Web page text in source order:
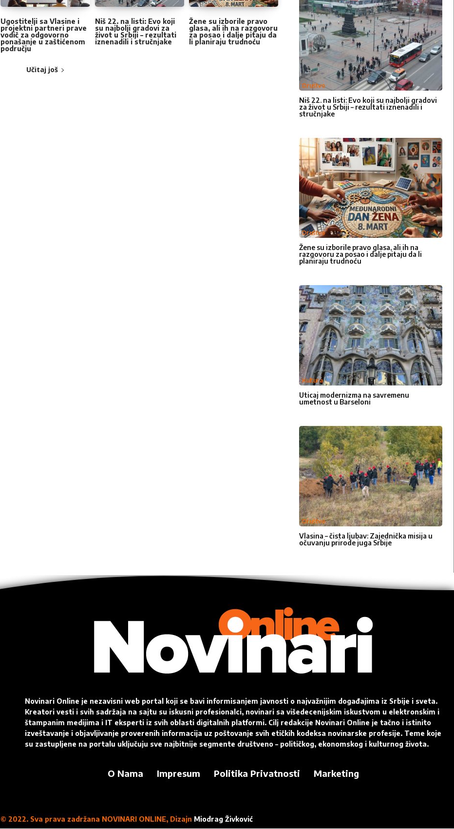
Ugostitelji sa Vlasine i
projektni partneri prave
vodič za odgovorno
ponašanje u zaštićenom
području
Niš 22. na listi: Evo koji
su najbolji gradovi za
život u Srbiji – rezultati
iznenadili i stručnjake
Žene su izborile pravo
glasa, ali ih na razgovoru
za posao i dalje pitaju da
li planiraju trudnoću
Učitaj još
Društvo
Niš 22. na listi: Evo koji su najbolji gradovi
za život u Srbiji – rezultati iznenadili i
stručnjake
Društvo
Žene su izborile pravo glasa, ali ih na
razgovoru za posao i dalje pitaju da li
planiraju trudnoću
Kultura
Uticaj modernizma na savremenu
umetnost u Barseloni
Društvo
Vlasina – čista ljubav: Zajednička misija u
očuvanju prirode juga Srbije
Novinari Online je nezavisni web portal koji se bavi informisanjem javnosti o najvažnijim događajima iz Srbije i sveta.
Kreatori vesti i svih sadržaja na sajtu su iskusni profesionalci, novinari sa višedecenijskim iskustvom u elektronskim i
štampanim medijima i IT eksperti iz svih oblasti digitalnih platformi. Cilj redakcije Novinari Online je tačno i istinito
izveštavanje i objavljivanje proverenih informacija uz poštovanje svih etičkih kodeksa novinarske profesije. Teme koje
su zastupljene na portalu uključuju sve najbitnije segmente društveno – političkog, ekonomskog i kulturnog života.
O Nama Impresum Politika Privatnosti Marketing
© 2022. Sva prava zadržana NOVINARI ONLINE, Dizajn Miodrag Živković